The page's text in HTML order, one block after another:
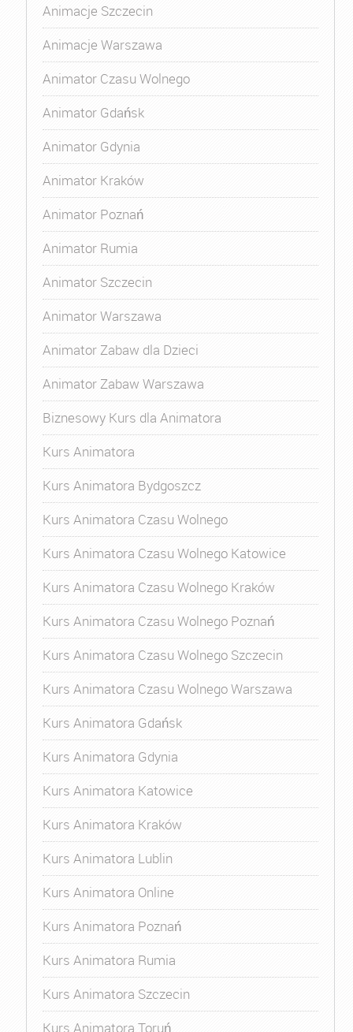
Animacje Szczecin
Animacje Warszawa
Animator Czasu Wolnego
Animator Gdańsk
Animator Gdynia
Animator Kraków
Animator Poznań
Animator Rumia
Animator Szczecin
Animator Warszawa
Animator Zabaw dla Dzieci
Animator Zabaw Warszawa
Biznesowy Kurs dla Animatora
Kurs Animatora
Kurs Animatora Bydgoszcz
Kurs Animatora Czasu Wolnego
Kurs Animatora Czasu Wolnego Katowice
Kurs Animatora Czasu Wolnego Kraków
Kurs Animatora Czasu Wolnego Poznań
Kurs Animatora Czasu Wolnego Szczecin
Kurs Animatora Czasu Wolnego Warszawa
Kurs Animatora Gdańsk
Kurs Animatora Gdynia
Kurs Animatora Katowice
Kurs Animatora Kraków
Kurs Animatora Lublin
Kurs Animatora Online
Kurs Animatora Poznań
Kurs Animatora Rumia
Kurs Animatora Szczecin
Kurs Animatora Toruń